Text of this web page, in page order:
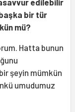
bir tür
mü?
Hatta bunun
şeyin mümkün
umudumuz